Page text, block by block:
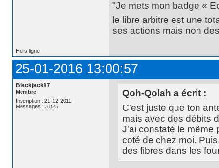
"Je mets mon badge «
le libre arbitre est une
ses actions mais non
Hors ligne
25-01-2016 13:00:57
Blackjack87
Membre
Inscription : 21-12-2011
Messages : 3 825
Qoh-Qolah a écrit :
C'est juste que ton
mais avec des débits
J'ai constaté le même
coté de chez moi.
des fibres dans les